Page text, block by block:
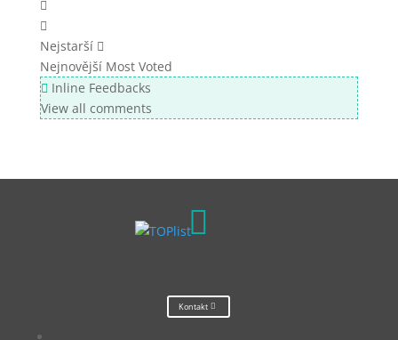
Nejstarší
Nejnovější Most Voted
Inline Feedbacks
View all comments

Kontakt